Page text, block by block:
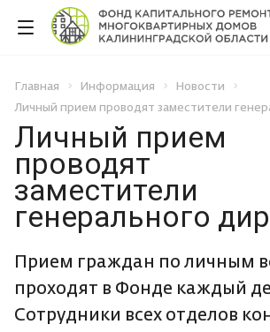
Главная Информация
Новости
Личный прием проводят заместители
Личный прием
проводят
заместители
генерального
Прием граждан по личным
проходят в Фонде каждый
Сотрудники всех отделов